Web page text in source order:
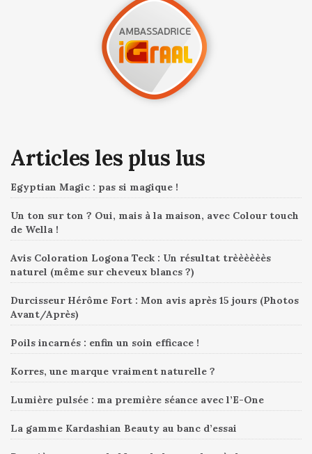
Articles les plus lus
Egyptian Magic : pas si magique !
Un ton sur ton ? Oui, mais à la maison, avec Colour touch
de Wella !
Avis Coloration Logona Teck : Un résultat trèèèèèès
naturel (même sur cheveux blancs ?)
Durcisseur Hérôme Fort : Mon avis après 15 jours (Photos
Avant/Après)
Poils incarnés : enfin un soin efficace !
Korres, une marque vraiment naturelle ?
Lumière pulsée : ma première séance avec l’E-One
La gamme Kardashian Beauty au banc d’essai